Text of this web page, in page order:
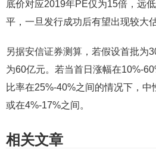
底价对应2019年PE仅为15倍，远
平，一旦发行成功后有望出现较大
另据安信证券测算，若假设首批为
为60亿元。若当首日涨幅在10%-
比率在25%-40%之间的情况下，
或在4%-17%之间。
相关文章